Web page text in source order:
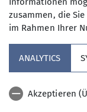
07.08.2025
Jugend
zusammen, die
im Rahmen Ihrer
ANALYTICS
Akzeptieren